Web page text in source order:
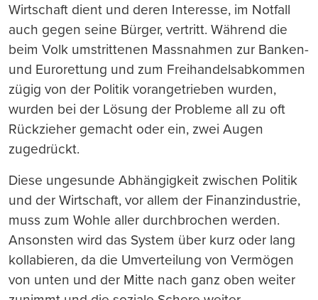
Wirtschaft dient und deren Interesse, im Notfall
auch gegen seine Bürger, vertritt. Während die
beim Volk umstrittenen Massnahmen zur Banken-
und Eurorettung und zum Freihandelsabkommen
zügig von der Politik vorangetrieben wurden,
wurden bei der Lösung der Probleme all zu oft
Rückzieher gemacht oder ein, zwei Augen
zugedrückt.
Diese ungesunde Abhängigkeit zwischen Politik
und der Wirtschaft, vor allem der Finanzindustrie,
muss zum Wohle aller durchbrochen werden.
Ansonsten wird das System über kurz oder lang
kollabieren, da die Umverteilung von Vermögen
von unten und der Mitte nach ganz oben weiter